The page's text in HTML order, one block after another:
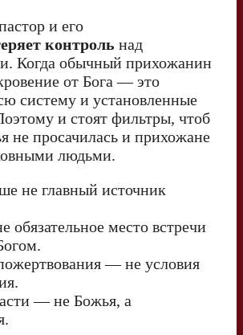
и его
контроль над
Когда обычный прихожанин
от Бога — это
систему и установленные
и стоят фильтры, чтоб
не просачилась и прихожане
людьми.
не главный источник
обязательное место встречи
— не условия
— не Божья, а